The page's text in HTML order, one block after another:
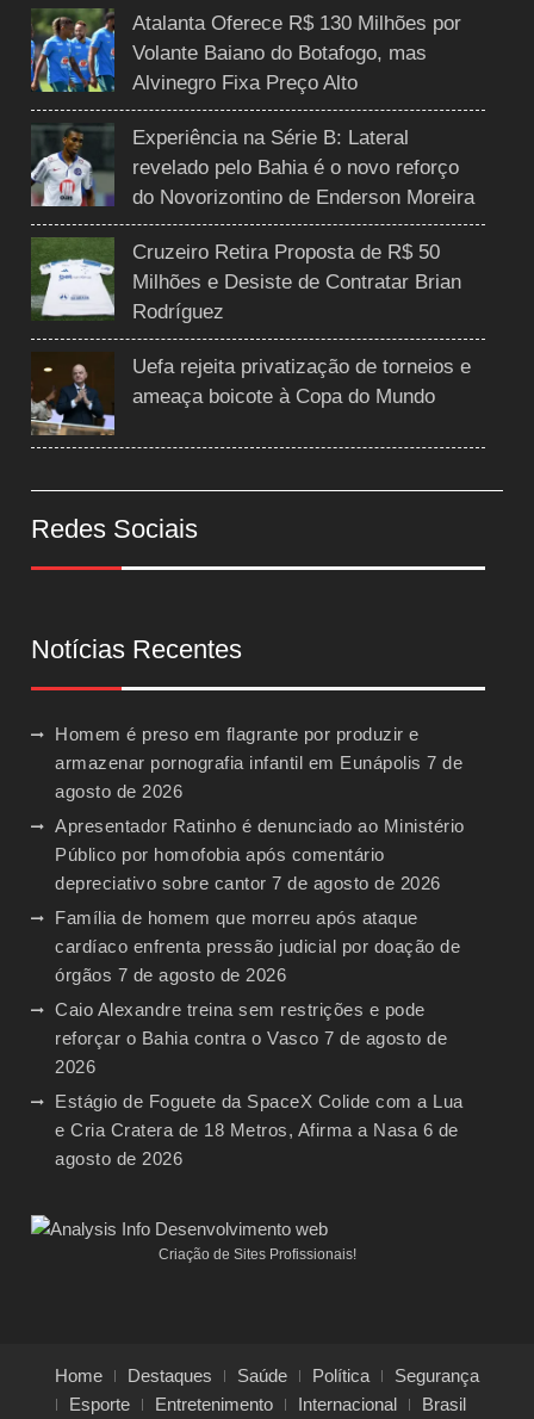
Atalanta Oferece R$ 130 Milhões por
Volante Baiano do Botafogo, mas
Alvinegro Fixa Preço Alto
Experiência na Série B: Lateral
revelado pelo Bahia é o novo reforço
do Novorizontino de Enderson Moreira
Cruzeiro Retira Proposta de R$ 50
Milhões e Desiste de Contratar Brian
Rodríguez
Uefa rejeita privatização de torneios e
ameaça boicote à Copa do Mundo
Redes Sociais
Notícias Recentes
Homem é preso em flagrante por produzir e
armazenar pornografia infantil em Eunápolis 7 de
agosto de 2026
Apresentador Ratinho é denunciado ao Ministério
Público por homofobia após comentário
depreciativo sobre cantor 7 de agosto de 2026
Família de homem que morreu após ataque
cardíaco enfrenta pressão judicial por doação de
órgãos 7 de agosto de 2026
Caio Alexandre treina sem restrições e pode
reforçar o Bahia contra o Vasco 7 de agosto de
2026
Estágio de Foguete da SpaceX Colide com a Lua
e Cria Cratera de 18 Metros, Afirma a Nasa 6 de
agosto de 2026
Criação de Sites Profissionais!
Home Destaques Saúde Política
Segurança
Esporte
Entretenimento Internacional Brasil